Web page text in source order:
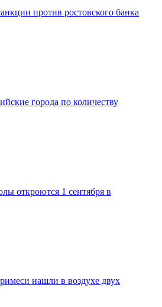
против ростовского банка
города по количеству
откроются 1 сентября в
нашли в воздухе двух